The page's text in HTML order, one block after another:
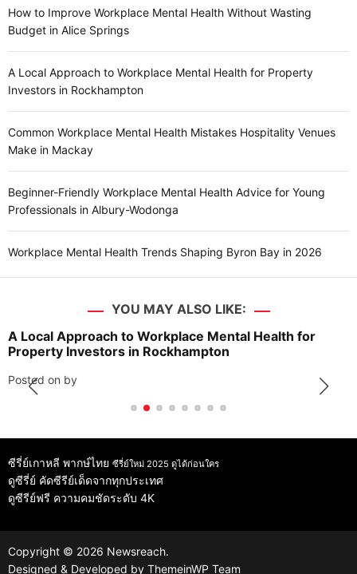
How to Improve Workplace Mental Health Without Wasting
Budget in Alice Springs
A Local Approach to Workplace Mental Health for Property
Investors in Rockhampton
Common Workplace Mental Health Mistakes Hospitality Venues
Make in Mackay
Beginner-Friendly Workplace Mental Health Advice for Young
Professionals in Albury-Wodonga
Workplace Mental Health Trends Shaping Byron Bay in 2026
YOU MAY ALSO LIKE:
A Local Approach to Workplace Mental Health for
Property Investors in Rockhampton
Posted on by
ซีรี่ย์เกาหลี พากษ์ไทย ซีรี่ย์ใหม่ 2025 ดูได้ก่อนใคร
ดูซีรี่ย์ คัดซีรีย์เด็ดจากทุกประเทศ
ดูซีรีย์ฟรี ความคมชัดระดับ 4K
Copyright © 2026 Newsreach.
Designed & Developed by ThemeinWP Team